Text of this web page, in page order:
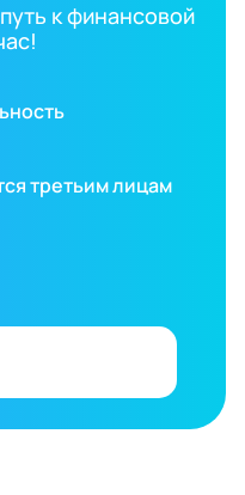
к финансовой
третьим лицам